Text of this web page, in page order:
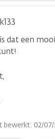
dat een
bewerkt: 02/07/